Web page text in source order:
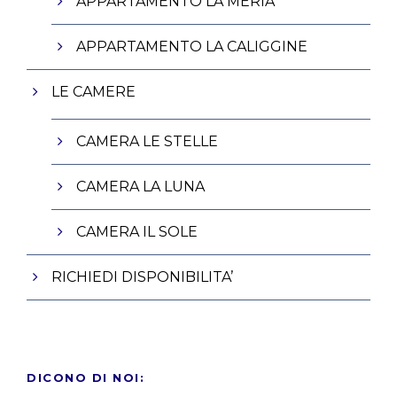
APPARTAMENTO LA CALIGGINE
LE CAMERE
CAMERA LE STELLE
CAMERA LA LUNA
CAMERA IL SOLE
RICHIEDI DISPONIBILITA’
DICONO DI NOI: